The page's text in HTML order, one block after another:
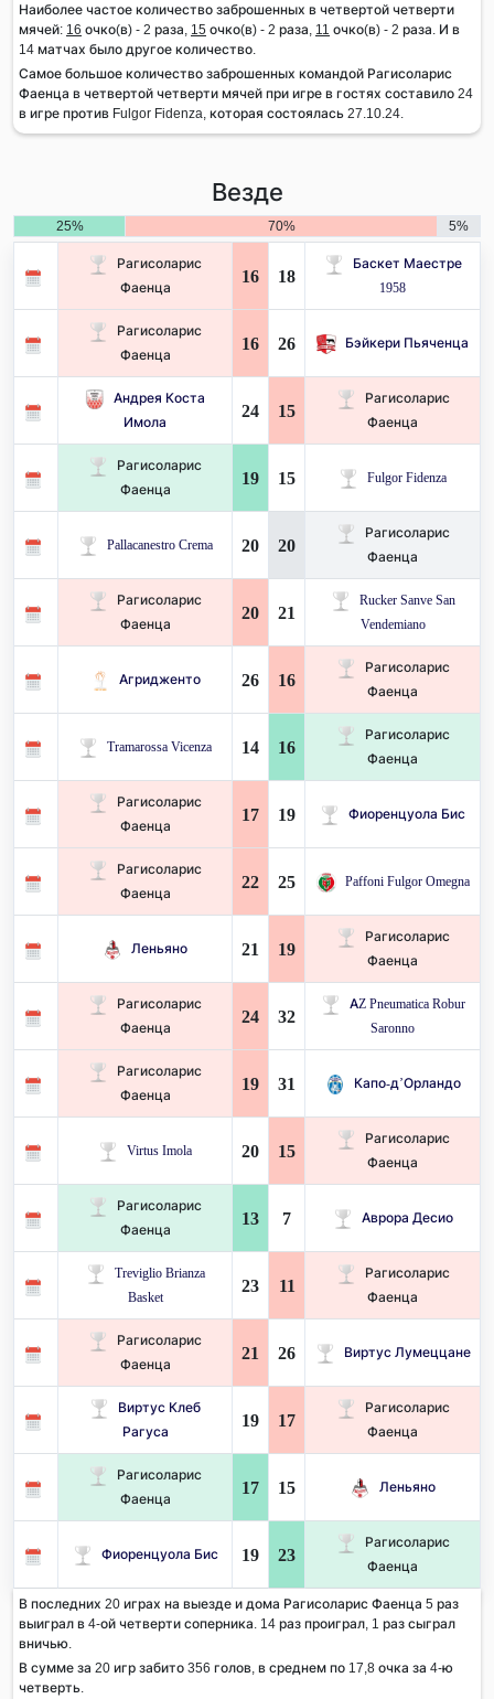
Наиболее частое количество заброшенных в четвертой четверти
мячей: 16 очко(в) - 2 раза, 15 очко(в) - 2 раза, 11 очко(в) - 2 раза. И в
14 матчах было другое количество.
Самое большое количество заброшенных командой Рагисоларис
Фаенца в четвертой четверти мячей при игре в гостях составило 24
в игре против Fulgor Fidenza, которая состоялась 27.10.24.
Везде
25% 70% 5%
Рагисоларис
Фаенца
16 18
Баскет Маестре
1958
Рагисоларис
Фаенца
16 26 Бэйкери Пьяченца
Андрея Коста
Имола
24 15
Рагисоларис
Фаенца
Рагисоларис
Фаенца
19 15 Fulgor Fidenza
Pallacanestro Crema 20 20
Рагисоларис
Фаенца
Рагисоларис
Фаенца
20 21
Rucker Sanve San
Vendemiano
Агридженто 26 16
Рагисоларис
Фаенца
Tramarossa Vicenza 14 16
Рагисоларис
Фаенца
Рагисоларис
Фаенца
17 19 Фиоренцуола Бис
Рагисоларис
Фаенца
22 25 Paffoni Fulgor Omegna
Леньяно 21 19
Рагисоларис
Фаенца
Рагисоларис
Фаенца
24 32
AZ Pneumatica Robur
Saronno
Рагисоларис
Фаенца
19 31 Капо-д’Орландо
Virtus Imola 20 15
Рагисоларис
Фаенца
Рагисоларис
Фаенца
13 7 Аврора Десио
Treviglio Brianza
Basket
23 11
Рагисоларис
Фаенца
Рагисоларис
Фаенца
21 26 Виртус Лумеццане
Виртус Клеб
Рагуса
19 17
Рагисоларис
Фаенца
Рагисоларис
Фаенца
17 15 Леньяно
Фиоренцуола Бис 19 23
Рагисоларис
Фаенца
В последних 20 играх на выезде и дома Рагисоларис Фаенца 5 раз
выиграл в 4-ой четверти соперника. 14 раз проиграл, 1 раз сыграл
вничью.
В сумме за 20 игр забито 356 голов, в среднем по 17,8 очка за 4-ю
четверть.